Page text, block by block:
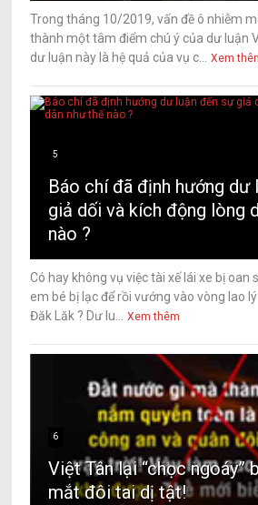
Trong tháng 10/2019, vấn đề ô nhiễm
thành một tâm điểm chú ý của dư luận
dư luận này là hệ quả của vụ c...
Xem
5
Báo chí đã định hướng dư
giả dối và kích động lòng
nào ?
Có hay không vụ việc tài xế lái xe bị oan
em bé bị lạc để rồi vướng vào vòng lao
Đăk Lăk ? Dư lu...
Xem thêm
6
Việt Tân lại “chọc ngoáy”
mắt đôi tai dị tật!